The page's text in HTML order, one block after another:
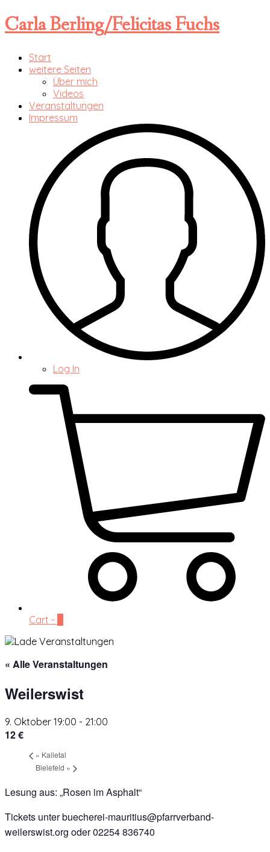
Carla Berling/Felicitas Fuchs
Start
weitere Seiten
Über mich
Videos
Veranstaltungen
Impressum
Log In
Cart -
« Alle Veranstaltungen
Weilerswist
9. Oktober 19:00 - 21:00
12 €
« Kalletal
Bielefeld »
Lesung aus: „Rosen im Asphalt“
Tickets unter buecherei-mauritius@pfarrverband-
weilerswist.org oder 02254 836740